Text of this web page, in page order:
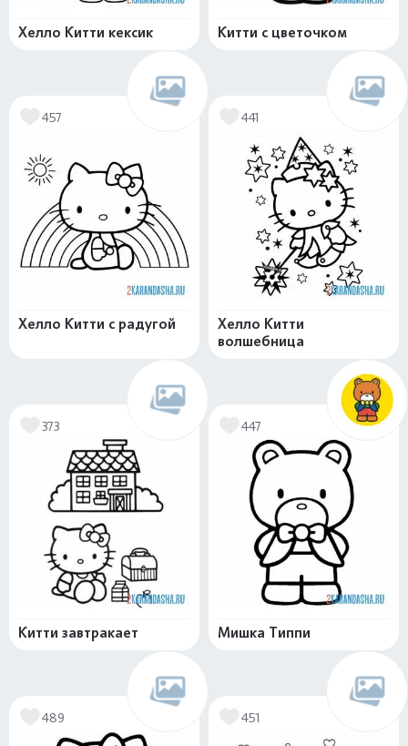
Хелло Китти кексик Китти с цветочком
457
Хелло Китти с радугой
441
Хелло Китти
волшебница
373
Китти завтракает
447
Мишка Типпи
489 451